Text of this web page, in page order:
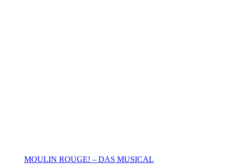
MOULIN ROUGE! – DAS MUSICAL